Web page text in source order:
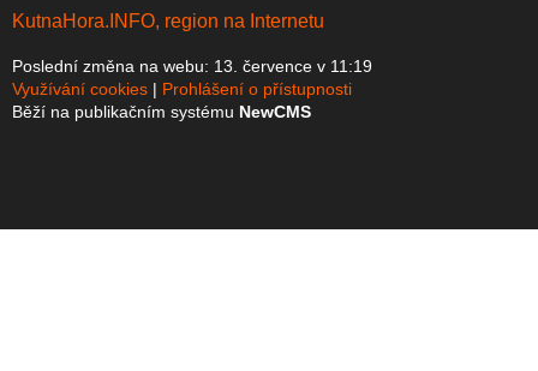
KutnaHora.INFO, region na Internetu
Poslední změna na webu: 13. července v 11:19
Využívání cookies
Prohlášení o přístupnosti
Běží na publikačním systému NewCMS